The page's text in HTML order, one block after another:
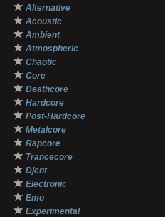
★ Alternative
★ Acoustic
★ Ambient
★ Atmospheric
★ Chaotic
★ Core
★ Deathcore
★ Hardcore
★ Post-Hardcore
★ Metalcore
★ Rapcore
★ Trancecore
★ Djent
★ Electronic
★ Emo
★ Experimental